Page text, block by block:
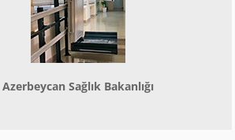
Azerbeycan Sağlık Bakanlığı